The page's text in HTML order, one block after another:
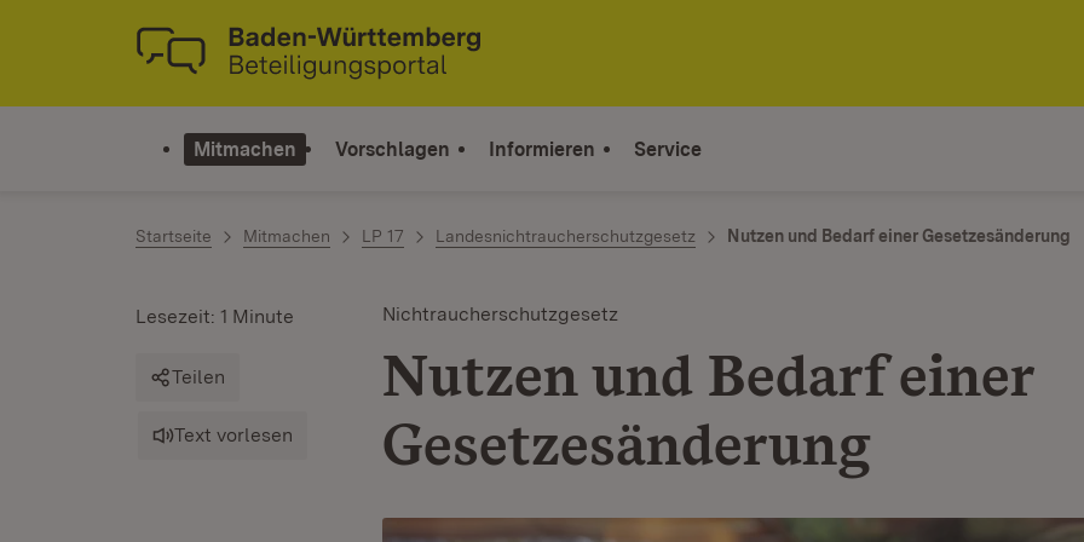
Zum Inhalt springen
Link zur Startseite
Mitmachen Vorschlagen Informieren Service
Startseite Mitmachen LP 17 Landesnichtraucherschutzgesetz Nutzen und Bedarf einer Gesetzesänderung
Nichtraucherschutzgesetz
Nutzen und Bedarf einer
Gesetzesänderung
Lesezeit: 1 Minute
Teilen
Text vorlesen